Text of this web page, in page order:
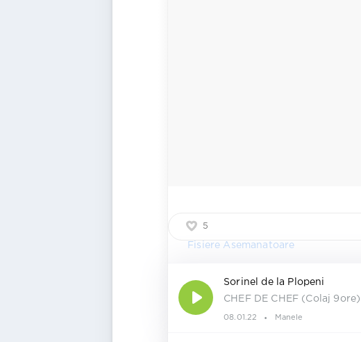
5
Fisiere Asemanatoare
Sorinel de la Plopeni
CHEF DE CHEF (Colaj 9ore)
08.01.22 Manele